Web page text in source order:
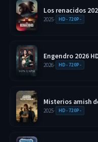
Los renacidos
2025• HD - 720P -
Engendro 2026
2026• HD - 720P -
Misterios amish
disfrazadas 2025
2025• HD - 720P -